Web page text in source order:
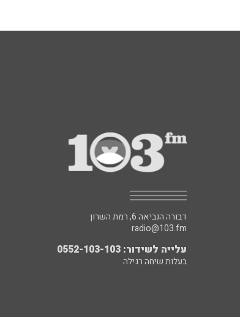
דבורה הנביאה 6, רמת השרון
radio@103.fm
עלייה לשידור: 0552-103-103
בעלות שיחה רגילה